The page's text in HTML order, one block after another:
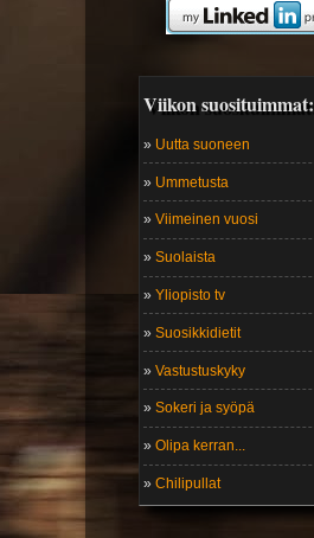
Viikon suosituimmat:
» Uutta suoneen
» Ummetusta
» Viimeinen vuosi
» Suolaista
» Yliopisto tv
» Suosikkidietit
» Vastustuskyky
» Sokeri ja syöpä
» Olipa kerran...
» Chilipullat